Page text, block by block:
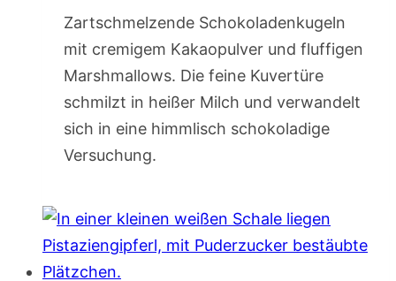
Zartschmelzende Schokoladenkugeln
mit cremigem Kakaopulver und fluffigen
Marshmallows. Die feine Kuvertüre
schmilzt in heißer Milch und verwandelt
sich in eine himmlisch schokoladige
Versuchung.